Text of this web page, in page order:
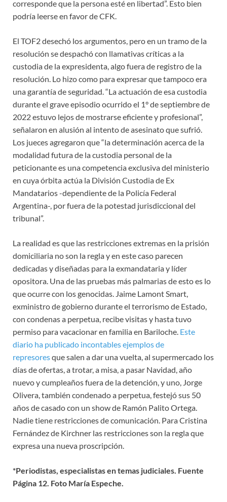
corresponde que la persona esté en libertad”. Esto bien
podría leerse en favor de CFK.
El TOF2 desechó los argumentos, pero en un tramo de la
resolución se despachó con llamativas críticas a la
custodia de la expresidenta, algo fuera de registro de la
resolución. Lo hizo como para expresar que tampoco era
una garantía de seguridad. “La actuación de esa custodia
durante el grave episodio ocurrido el 1° de septiembre de
2022 estuvo lejos de mostrarse eficiente y profesional”,
señalaron en alusión al intento de asesinato que sufrió.
Los jueces agregaron que “la determinación acerca de la
modalidad futura de la custodia personal de la
peticionante es una competencia exclusiva del ministerio
en cuya órbita actúa la División Custodia de Ex
Mandatarios -dependiente de la Policía Federal
Argentina-, por fuera de la potestad jurisdiccional del
tribunal”.
La realidad es que las restricciones extremas en la prisión
domiciliaria no son la regla y en este caso parecen
dedicadas y diseñadas para la exmandataria y líder
opositora. Una de las pruebas más palmarias de esto es lo
que ocurre con los genocidas. Jaime Lamont Smart,
exministro de gobierno durante el terrorismo de Estado,
con condenas a perpetua, recibe visitas y hasta tuvo
permiso para vacacionar en familia en Bariloche. Este
diario ha publicado incontables ejemplos de
represoresque salen a dar una vuelta, al supermercado los
días de ofertas, a trotar, a misa, a pasar Navidad, año
nuevo y cumpleaños fuera de la detención, y uno, Jorge
Olivera, también condenado a perpetua, festejó sus 50
años de casado con un show de Ramón Palito Ortega.
Nadie tiene restricciones de comunicación. Para Cristina
Fernández de Kirchner las restricciones son la regla que
expresa una nueva proscripción.
*Periodistas, especialistas en temas judiciales. Fuente
Página 12. Foto María Espeche.